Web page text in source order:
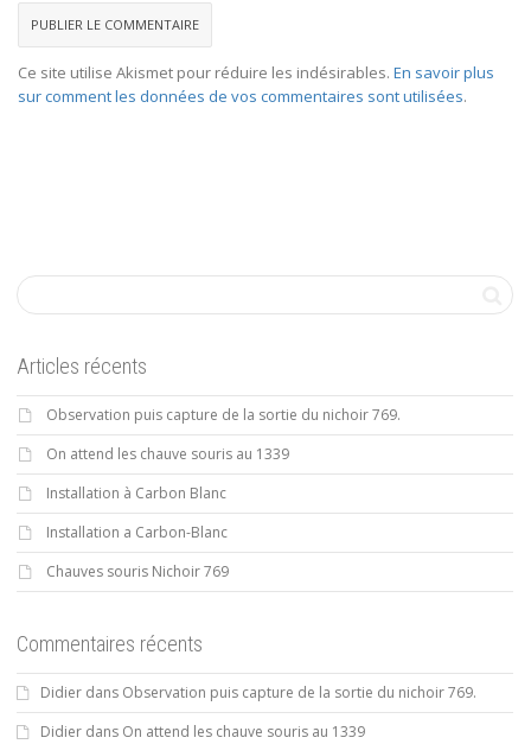
Ce site utilise Akismet pour réduire les indésirables. En savoir plus
sur comment les données de vos commentaires sont utilisées.
Articles récents
Observation puis capture de la sortie du nichoir 769.
On attend les chauve souris au 1339
Installation à Carbon Blanc
Installation a Carbon-Blanc
Chauves souris Nichoir 769
Commentaires récents
Didier dans Observation puis capture de la sortie du nichoir 769.
Didier dans On attend les chauve souris au 1339